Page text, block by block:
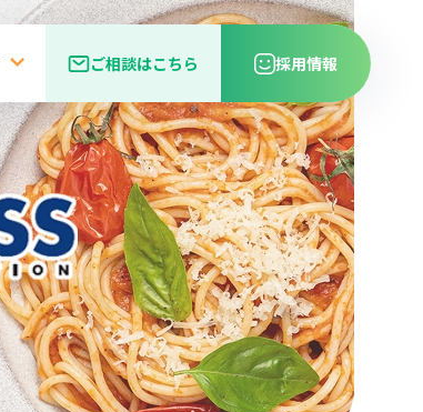
ご相談はこちら 採用情報